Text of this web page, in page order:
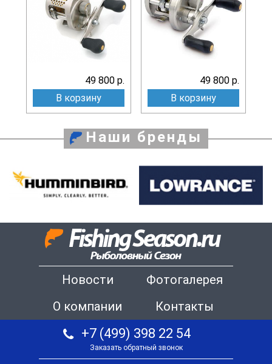
49 800 р.
В корзину
49 800 р.
В корзину
Наши бренды
Новости
Фотогалерея
О компании
Контакты
+7 (499) 398 22 54
Заказать обратный звонок